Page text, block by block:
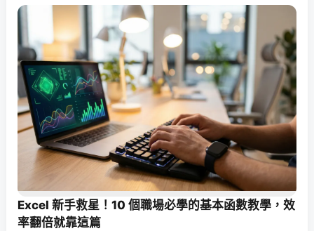
Excel 新手救星！10 個職場必學的基本函數教學，效
率翻倍就靠這篇